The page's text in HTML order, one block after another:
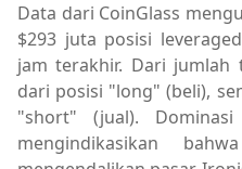
Data dari CoinGlass
$293 juta posisi
jam terakhir. Dari jumlah
dari posisi "long" (beli),
"short" (jual).
mengindikasikan